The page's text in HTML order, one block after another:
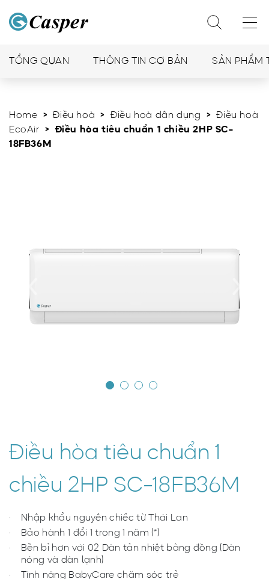
TỔNG QUAN THÔNG TIN CƠ BẢN SẢN PHẨM
Home >Điều hoà >Điều hoà dân dụng >Điều hoà
EcoAir > Điều hòa tiêu chuẩn 1 chiều 2HP SC-
18FB36M
Điều hòa tiêu chuẩn 1
chiều 2HP SC-18FB36M
Nhập khẩu nguyên chiếc từ Thái Lan
Bảo hành 1 đổi 1 trong 1 năm (*)
Bền bỉ hơn với 02 Dàn tản nhiệt bằng đồng (Dàn
nóng và dàn lạnh)
Tính năng BabyCare chăm sóc trẻ